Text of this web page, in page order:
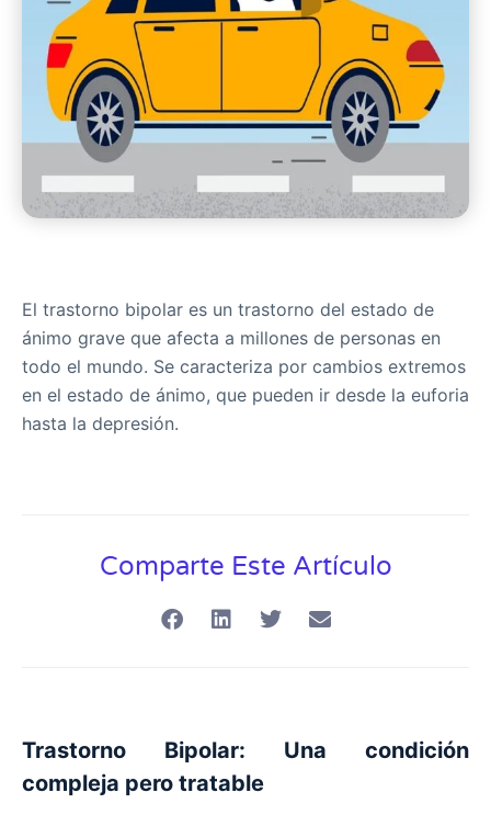
El trastorno bipolar es un trastorno del estado de
ánimo grave que afecta a millones de personas en
todo el mundo. Se caracteriza por cambios extremos
en el estado de ánimo, que pueden ir desde la euforia
hasta la depresión.
Comparte Este Artículo
Trastorno Bipolar: Una condición
compleja pero tratable